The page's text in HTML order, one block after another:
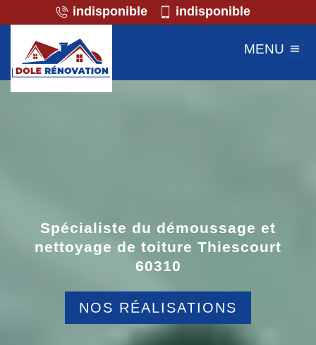
indisponible indisponible
MENU
Spécialiste du démoussage et
nettoyage de toiture Thiescourt
60310
NOS RÉALISATIONS